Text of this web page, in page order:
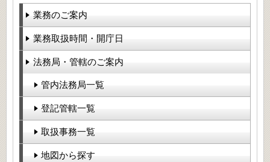
業務のご案内
業務取扱時間・開庁日
法務局・管轄のご案内
管内法務局一覧
登記管轄一覧
取扱事務一覧
地図から探す